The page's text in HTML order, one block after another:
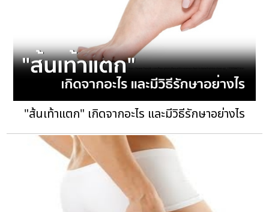
"ส้นเท้าแตก" เกิดจากอะไร และมีวิธีรักษาอย่างไร